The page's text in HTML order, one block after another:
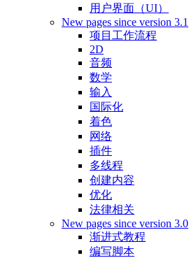
用户界面（UI）
New pages since version 3.1
项目工作流程
2D
音频
数学
输入
国际化
着色
网络
插件
多线程
创建内容
优化
法律相关
New pages since version 3.0
渐进式教程
编写脚本